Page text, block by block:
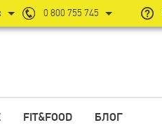
FIT&FOOD БЛОГ
0 800 755 745